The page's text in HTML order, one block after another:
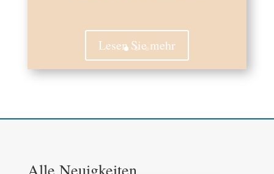
Lesen Sie mehr
Alle Neuigkeiten